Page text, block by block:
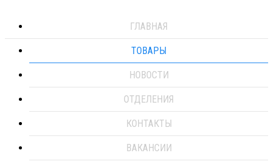
ГЛАВНАЯ
ТОВАРЫ
НОВОСТИ
ОТДЕЛЕНИЯ
КОНТАКТЫ
ВАКАНСИИ